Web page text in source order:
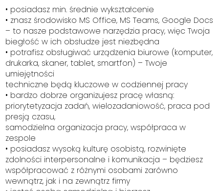
• posiadasz min. średnie wykształcenie
• znasz środowisko MS Office, MS Teams, Google Docs
– to nasze podstawowe narzędzia pracy, więc Twoja
biegłość w ich obsłudze jest niezbędna
• potrafisz obsługiwać urządzenia biurowe (komputer,
drukarka, skaner, tablet, smartfon) – Twoje
umiejętności
techniczne będą kluczowe w codziennej pracy
• bardzo dobrze organizujesz pracę własną:
priorytetyzacja zadań, wielozadaniowość, praca pod
presją czasu,
samodzielna organizacja pracy, współpraca w
zespole
• posiadasz wysoką kulturę osobistą, rozwinięte
zdolności interpersonalne i komunikacja – będziesz
współpracować z różnymi osobami zarówno
wewnątrz, jak i na zewnątrz firmy